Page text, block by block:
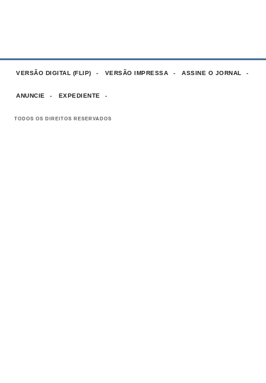
VERSÃO DIGITAL (FLIP) VERSÃO IMPRESSA ASSINE O JORNAL
ANUNCIE EXPEDIENTE
TODOS OS DIREITOS RESERVADOS